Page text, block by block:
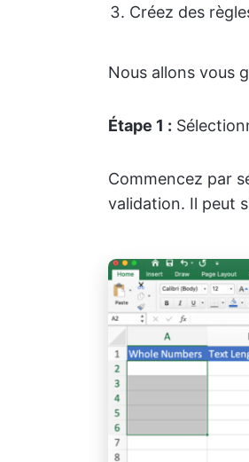
Créez des
Nous allons vous
Étape 1 :
Commencez par
validation. Il peut